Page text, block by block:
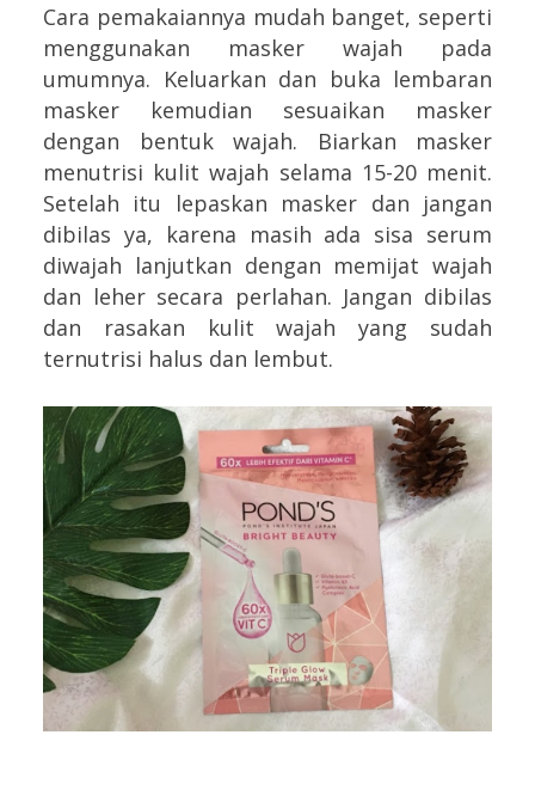
Cara pemakaiannya mudah banget, seperti
menggunakan masker wajah pada
umumnya. Keluarkan dan buka lembaran
masker kemudian sesuaikan masker
dengan bentuk wajah. Biarkan masker
menutrisi kulit wajah selama 15-20 menit.
Setelah itu lepaskan masker dan jangan
dibilas ya, karena masih ada sisa serum
diwajah lanjutkan dengan memijat wajah
dan leher secara perlahan. Jangan dibilas
dan rasakan kulit wajah yang sudah
ternutrisi halus dan lembut.